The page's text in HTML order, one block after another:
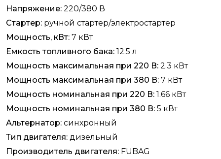
Напряжение: 220/380 В
Стартер: ручной стартер/электростартер
Мощность, кВт: 7 кВт
Емкость топливного бака: 12.5 л
Мощность максимальная при 220 В: 2.3 кВт
Мощность максимальная при 380 В: 7 кВт
Мощность номинальная при 220 В: 1.66 кВт
Мощность номинальная при 380 В: 5 кВт
Альтернатор: синхронный
Тип двигателя: дизельный
Производитель двигателя: FUBAG